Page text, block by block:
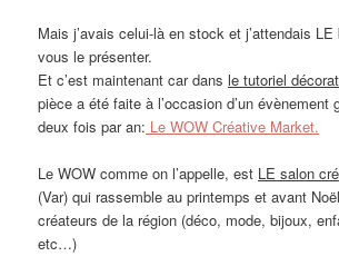
Mais j’avais celui-là en stock et j’attendais
vous le présenter.
Et c’est maintenant car dansle tutoriel
pièce a été faite à l’occasion d’un évènement
deux fois par an: Le WOW Créative Market.
Le WOW comme on l’appelle, est LE salon
(Var) qui rassemble au printemps et avant
créateurs de la région (déco, mode, bijoux,
etc…)